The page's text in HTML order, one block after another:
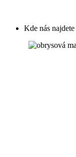
Kde nás najdete